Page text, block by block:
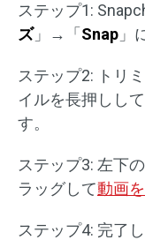
ステップ1:
ズ」→「 Snap 」
ステップ2: トリ
イルを長押しして
す。
ステップ3: 左下
ラッグして動画
ステップ4: 完了